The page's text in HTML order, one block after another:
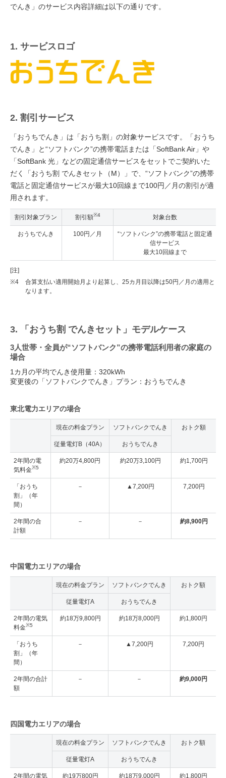
でんき」のサービス内容詳細は以下の通りです。
1. サービスロゴ
2. 割引サービス
「おうちでんき」は「おうち割」の対象サービスです。「おうち
でんき」と“ソフトバンク”の携帯電話または「SoftBank Air」や
「SoftBank 光」などの固定通信サービスをセットでご契約いた
だく「おうち割 でんきセット（M）」で、“ソフトバンク”の携帯
電話と固定通信サービスが最大10回線まで100円／月の割引が適
用されます。
割引対象プラン 割引額※4 対象台数
おうちでんき 100円／月
“ソフトバンク”の携帯電話と固定通
信サービス
最大10回線まで
[注]
※4
合算支払い適用開始月より起算し、25カ月目以降は50円／月の適用と
なります。
3. 「おうち割 でんきセット」モデルケース
3人世帯・全員が“ソフトバンク”の携帯電話利用者の家庭の
場合
1カ月の平均でんき使用量：320kWh
変更後の「ソフトバンクでんき」プラン：おうちでんき
東北電力エリアの場合
現在の料金プラン ソフトバンクでんき おトク額
従量電灯B（40A） おうちでんき
2年間の電
気料金※5
約20万4,800円 約20万3,100円 約1,700円
「おうち
割」（年
間）
－ ▲7,200円 7,200円
2年間の合
計額
－ － 約8,900円
中国電力エリアの場合
現在の料金プラン ソフトバンクでんき おトク額
従量電灯A おうちでんき
2年間の電気
料金※5
約18万9,800円 約18万8,000円 約1,800円
「おうち
割」（年
間）
－ ▲7,200円 7,200円
2年間の合計
額
－ － 約9,000円
四国電力エリアの場合
現在の料金プラン ソフトバンクでんき おトク額
従量電灯A おうちでんき
2年間の電気 約19万800円 約18万9,000円 約1,800円